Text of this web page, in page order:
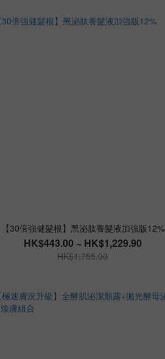
【30倍強健髮根】黑泌肽養髮液加強版12%
HK$443.00 ~ HK$1,229.90
HK$1,755.00